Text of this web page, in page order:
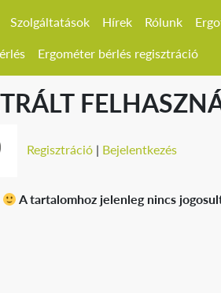
Szolgáltatások Hírek Rólunk
Ergométer bérlés regisztráció
Regisztráció | Bejelentkezés
A tartalomhoz jelenleg nincs